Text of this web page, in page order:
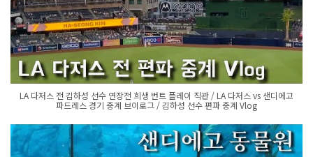
LA 다저스 전 김하성 선수 연장전 희생 번트 플레이 직관 / LA 다저스 vs 샌디에고
파드레스 경기 중계 브이로그 / 김하성 선수 편파 중계 Vlog